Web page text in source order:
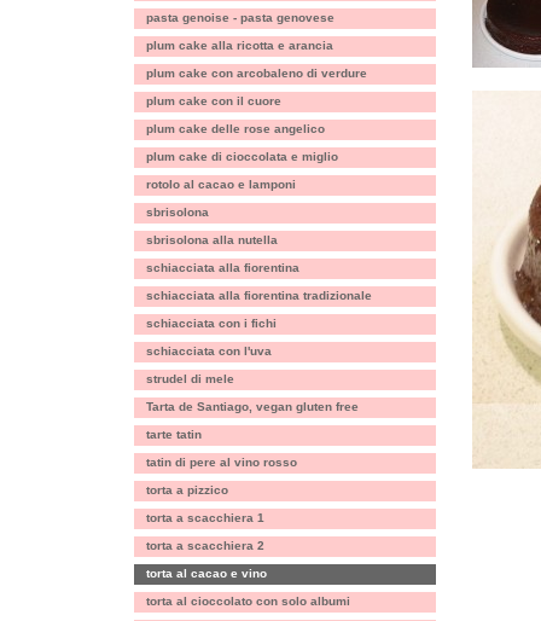
pasta genoise - pasta genovese
plum cake alla ricotta e arancia
plum cake con arcobaleno di verdure
plum cake con il cuore
plum cake delle rose angelico
plum cake di cioccolata e miglio
rotolo al cacao e lamponi
sbrisolona
sbrisolona alla nutella
schiacciata alla fiorentina
schiacciata alla fiorentina tradizionale
schiacciata con i fichi
schiacciata con l'uva
strudel di mele
Tarta de Santiago, vegan gluten free
tarte tatin
tatin di pere al vino rosso
torta a pizzico
torta a scacchiera 1
torta a scacchiera 2
torta al cacao e vino
torta al cioccolato con solo albumi